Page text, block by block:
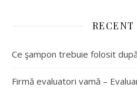
RECENT
Ce şampon trebuie folosit
Firmă evaluatori vamă –